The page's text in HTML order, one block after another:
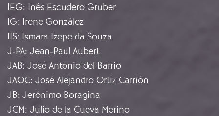
IEG: Inés Escudero Gruber
IG: Irene González
IIS: Ismara Izepe da Souza
J-PA: Jean-Paul Aubert
JAB: José Antonio del Barrio
JAOC: José Alejandro Ortiz Carrión
JB: Jerónimo Boragina
JCM: Julio de la Cueva Merino